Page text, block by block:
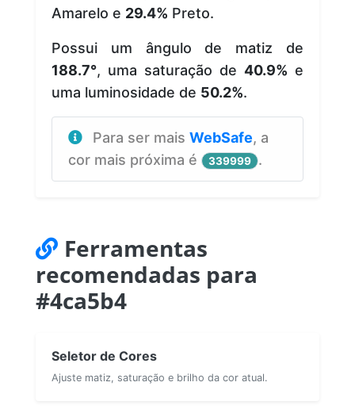
Amarelo e 29.4% Preto.
Possui um ângulo de matiz de
188.7°, uma saturação de 40.9% e
uma luminosidade de 50.2%.
Para ser mais WebSafe, a
cor mais próxima é
339999 .
Ferramentas
recomendadas para
#4ca5b4
Seletor de Cores
Ajuste matiz, saturação e brilho da cor atual.